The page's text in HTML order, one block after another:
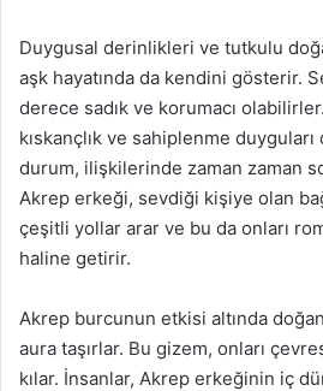
Duygusal derinlikleri ve tutkulu
aşk hayatında da kendini gösterir.
derece sadık ve korumacı
kıskançlık ve sahiplenme duyguları
durum, ilişkilerinde zaman zaman
Akrep erkeği, sevdiği kişiye olan
çeşitli yollar arar ve bu da onları
haline getirir.
Akrep burcunun etkisi altında
aura taşırlar. Bu gizem, onları
kılar. İnsanlar, Akrep erkeğinin iç